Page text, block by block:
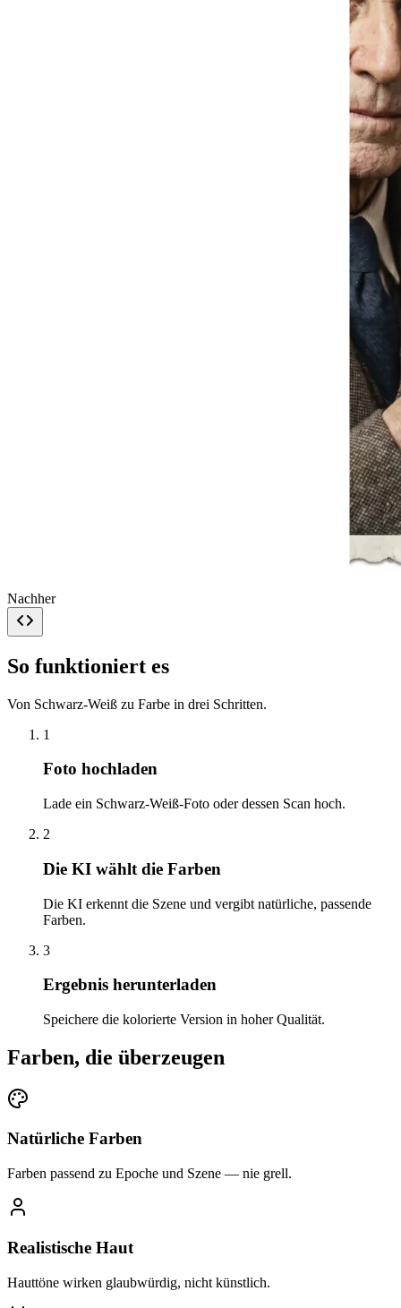
Nachher
So funktioniert es
Von Schwarz-Weiß zu Farbe in drei Schritten.
1
Foto hochladen
Lade ein Schwarz-Weiß-Foto oder dessen Scan hoch.
2
Die KI wählt die Farben
Die KI erkennt die Szene und vergibt natürliche, passende
Farben.
3
Ergebnis herunterladen
Speichere die kolorierte Version in hoher Qualität.
Farben, die überzeugen
Natürliche Farben
Farben passend zu Epoche und Szene — nie grell.
Realistische Haut
Hauttöne wirken glaubwürdig, nicht künstlich.